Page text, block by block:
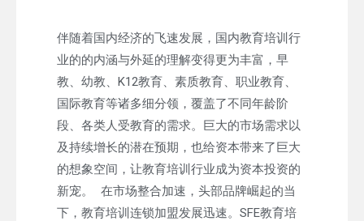
伴随着国内经济的飞速发展，国内教育培训行
业的的内涵与外延的理解变得更为丰富，早
教、幼教、K12教育、素质教育、职业教育、
国际教育等诸多细分领，覆盖了不同年龄阶
段、各类人受教育的需求。巨大的市场需求以
及持续增长的潜在预期，也给资本带来了巨大
的想象空间，让教育培训行业成为资本投资的
新宠。 在市场整合加速，头部品牌崛起的当
下，教育培训连锁加盟发展迅速。SFE教育培